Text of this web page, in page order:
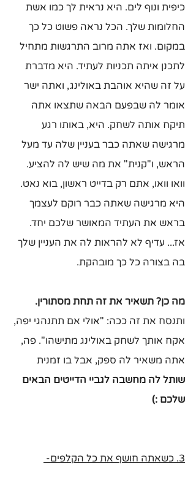
כיפית ונוף לים. היא נראית לך כמו אשת
החלומות שלך. הכל נראה פשוט כל כך
במקום. ואז אתה מרוב התרגשות מתחיל
לתכנן איתה תכניות לעתיד. היא מדברת
על זה שהיא אוהבת באולינג, ואתה ישר
אומר לה שבפעם הבאה שתצאו אתה
תיקח אותה לשחק. היא, באותו רגע
מרגישה שאתה כבר בעניין שלה עד מעל
הראש, ו"קנית" את מה שיש לה להציע.
וואו וואו, אתם רק בדייט ראשון, בוא נאט.
היא מרגישה שאתה כבר רוקם לעצמך
בראש את העתיד המאושר שלכם יחד.
אז... עדיף לא להראות לה את העניין שלך
בה בצורה כל כך מובהקת.
מה כן? תשאיר את זה תחת מסתורין.
ותנסח את זה ככה: "אולי אם תתנהגי יפה,
אקח אותך לשחק באולינג מתישהו". פה,
אתה משאיר לה ספק, אבל בו זמנית
שותל לה מחשבה לגביי הדייטים הבאים
שלכם :)
3. כשאתה חושף את כל הקלפים-